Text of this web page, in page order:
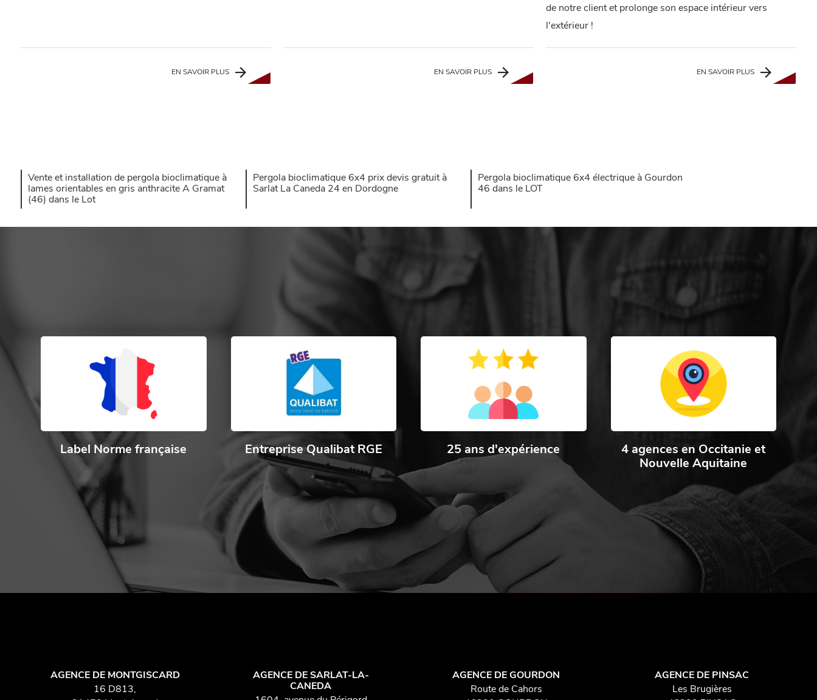
EN SAVOIR PLUS EN SAVOIR PLUS
de notre client et prolonge son espace intérieur vers
l'extérieur !
EN SAVOIR PLUS
Vente et installation de pergola bioclimatique à
lames orientables en gris anthracite A Gramat
(46) dans le Lot
Pergola bioclimatique 6x4 prix devis gratuit à
Sarlat La Caneda 24 en Dordogne
Pergola bioclimatique 6x4 électrique à Gourdon
46 dans le LOT
Label Norme française Entreprise Qualibat RGE 25 ans d'expérience
4 agences en Occitanie et
Nouvelle Aquitaine
AGENCE DE MONTGISCARD
16 D813,
AGENCE DE SARLAT-LA-
CANEDA
AGENCE DE GOURDON
Route de Cahors
AGENCE DE PINSAC
Les Brugières